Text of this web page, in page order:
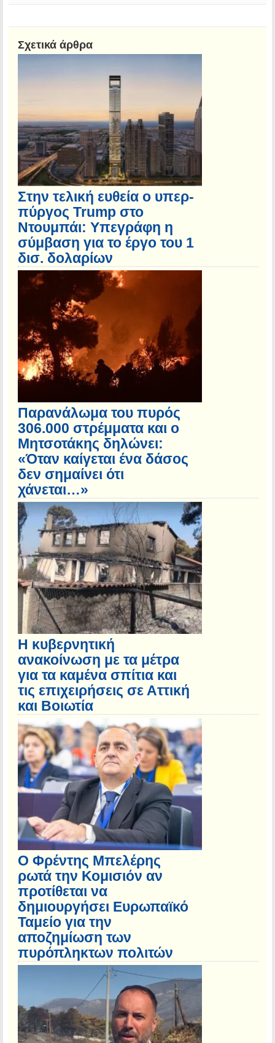
Σχετικά άρθρα
Στην τελική ευθεία ο υπερ-
πύργος Trump στο
Ντουμπάι: Υπεγράφη η
σύμβαση για το έργο του 1
δισ. δολαρίων
Παρανάλωμα του πυρός
306.000 στρέμματα και ο
Μητσοτάκης δηλώνει:
«Όταν καίγεται ένα δάσος
δεν σημαίνει ότι
χάνεται…»
Η κυβερνητική
ανακοίνωση με τα μέτρα
για τα καμένα σπίτια και
τις επιχειρήσεις σε Αττική
και Βοιωτία
Ο Φρέντης Μπελέρης
ρωτά την Κομισιόν αν
προτίθεται να
δημιουργήσει Ευρωπαϊκό
Ταμείο για την
αποζημίωση των
πυρόπληκτων πολιτών